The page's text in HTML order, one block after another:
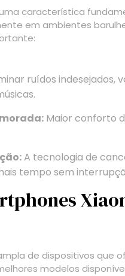
característica
em ambientes
ruídos indesejados,
Maior conforto
A tecnologia de
tempo sem
de dispositivos que
modelos